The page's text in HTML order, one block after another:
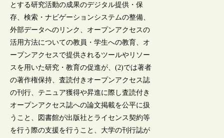
とする研究活動の成果のデジタル提供・保
存、検索・ナビゲーションシステムの整備、
外部データへのリンク、オープンアクセスの
活用方法についての教員・学生への教育、オ
ープンアクセスで提供されるツールやリソー
スを用いた研究・教育の促進が、(2)では著者
の著作権保持、査読付きオープンアクセス誌
の刊行、テニュア獲得や昇進に際し査読付き
オープンアクセス誌への論文掲載を公平に扱
うこと、図書館が出版社とライセンス契約等
を行う際の支援を行うこと、大学の刊行誌が